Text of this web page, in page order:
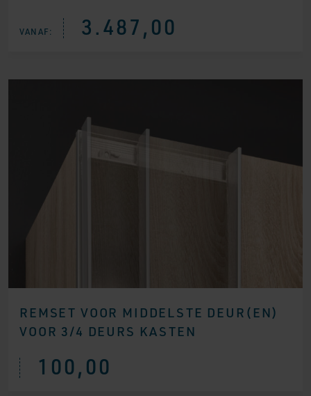
VANAF: 3.487,00
REMSET VOOR MIDDELSTE DEUR(EN)
VOOR 3/4 DEURS KASTEN
100,00